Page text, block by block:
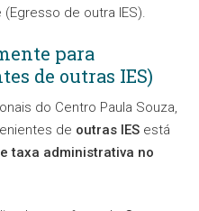
de outra lES).
para
de outras IES)
do Centro Paula Souza,
de outras IES está
taxa administrativa no